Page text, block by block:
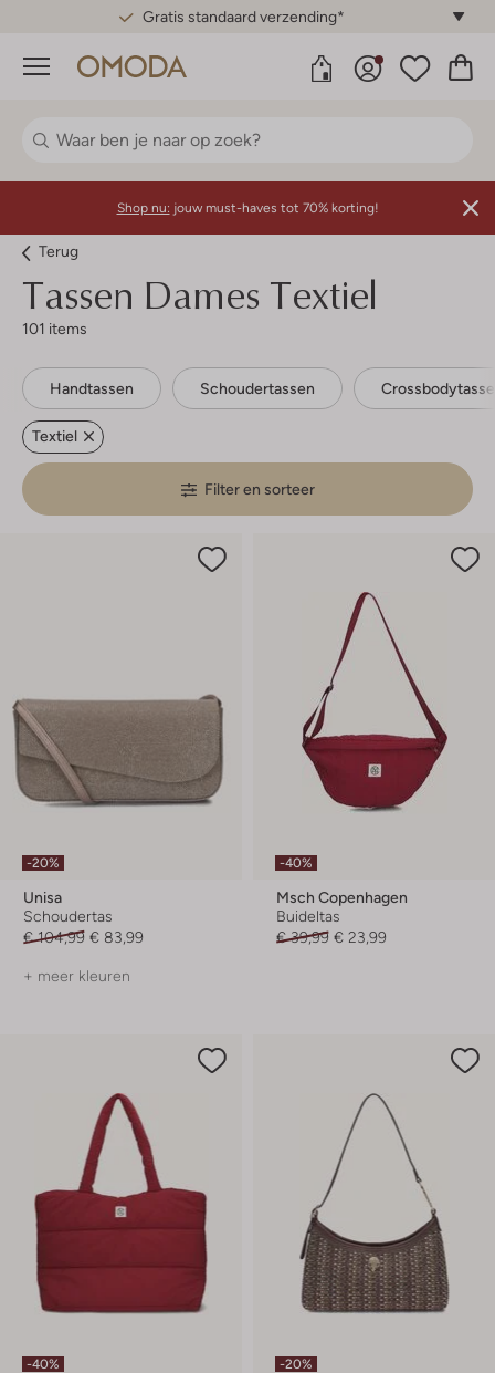
Gratis standaard verzending*
Menu
Shop nu: jouw must-haves tot 70% korting!
Terug
Tassen Dames Textiel
101 items
Handtassen Schoudertassen
Textiel
Filter en sorteer
-20%
Unisa
Schoudertas
€ 104,99 € 83,99
+ meer kleuren
-40%
Msch Copenhagen
Buideltas
€ 39,99 € 23,99
-40% -20%